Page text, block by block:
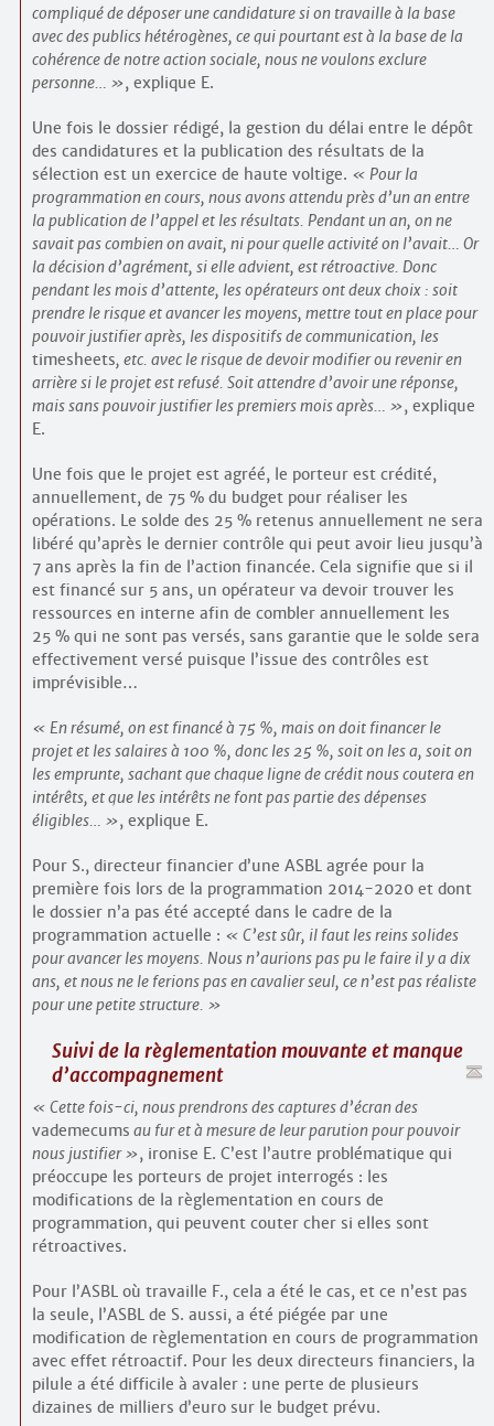
compliqué de déposer une candidature si on travaille à la base
avec des publics hétérogènes, ce qui pourtant est à la base de la
cohérence de notre action sociale, nous ne voulons exclure
personne…
, explique E.
Une fois le dossier rédigé, la gestion du délai entre le dépôt
des candidatures et la publication des résultats de la
sélection est un exercice de haute voltige.
Pour la
programmation en cours, nous avons attendu près d’un an entre
la publication de l’appel et les résultats. Pendant un an, on ne
savait pas combien on avait, ni pour quelle activité on l’avait… Or
la décision d’agrément, si elle advient, est rétroactive. Donc
pendant les mois d’attente, les opérateurs ont deux choix : soit
prendre le risque et avancer les moyens, mettre tout en place pour
pouvoir justifier après, les dispositifs de communication, les
timesheets, etc. avec le risque de devoir modifier ou revenir en
arrière si le projet est refusé. Soit attendre d’avoir une réponse,
mais sans pouvoir justifier les premiers mois après…
, explique
E.
Une fois que le projet est agréé, le porteur est crédité,
annuellement, de 75 % du budget pour réaliser les
opérations. Le solde des 25 % retenus annuellement ne sera
libéré qu’après le dernier contrôle qui peut avoir lieu jusqu’à
7 ans après la fin de l’action financée. Cela signifie que si il
est financé sur 5 ans, un opérateur va devoir trouver les
ressources en interne afin de combler annuellement les
25 % qui ne sont pas versés, sans garantie que le solde sera
effectivement versé puisque l’issue des contrôles est
imprévisible…
En résumé, on est financé à 75 %, mais on doit financer le
projet et les salaires à 100 %, donc les 25 %, soit on les a, soit on
les emprunte, sachant que chaque ligne de crédit nous coutera en
intérêts, et que les intérêts ne font pas partie des dépenses
éligibles…
, explique E.
Pour S., directeur financier d’une ASBL agrée pour la
première fois lors de la programmation 2014-2020 et dont
le dossier n’a pas été accepté dans le cadre de la
programmation actuelle :
C’est sûr, il faut les reins solides
pour avancer les moyens. Nous n’aurions pas pu le faire il y a dix
ans, et nous ne le ferions pas en cavalier seul, ce n’est pas réaliste
pour une petite structure.
Suivi de la règlementation mouvante et manque
d’accompagnement
Cette fois-ci, nous prendrons des captures d’écran des
vademecums au fur et à mesure de leur parution pour pouvoir
nous justifier
, ironise E. C’est l’autre problématique qui
préoccupe les porteurs de projet interrogés : les
modifications de la règlementation en cours de
programmation, qui peuvent couter cher si elles sont
rétroactives.
Pour l’ASBL où travaille F., cela a été le cas, et ce n’est pas
la seule, l’ASBL de S. aussi, a été piégée par une
modification de règlementation en cours de programmation
avec effet rétroactif. Pour les deux directeurs financiers, la
pilule a été difficile à avaler : une perte de plusieurs
dizaines de milliers d’euro sur le budget prévu.